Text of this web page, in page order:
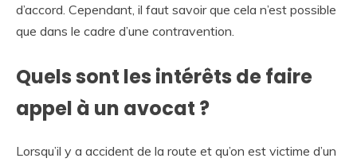
d’accord. Cependant, il faut savoir que cela n’est possible
que dans le cadre d’une contravention.
Quels sont les intérêts de faire
appel à un avocat ?
Lorsqu’il y a accident de la route et qu’on est victime d’un